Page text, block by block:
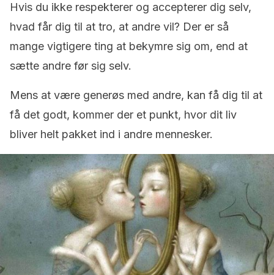
Hvis du ikke respekterer og accepterer dig selv,
hvad får dig til at tro, at andre vil? Der er så
mange vigtigere ting at bekymre sig om, end at
sætte andre før sig selv.
Mens at være generøs med andre, kan få dig til at
få det godt, kommer der et punkt, hvor dit liv
bliver helt pakket ind i andre mennesker.